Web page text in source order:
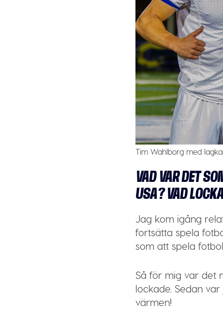
Tim Wahlborg med
VAD VAR DET
USA? VAD
Jag kom igång
fortsätta spela
som att spela
Så för mig var det
lockade. Sedan
värmen!